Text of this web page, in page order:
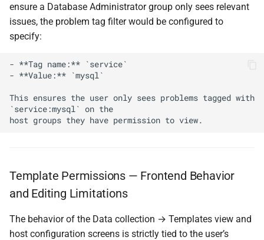
ensure a Database Administrator group only sees relevant
issues, the problem tag filter would be configured to
specify:
- **Tag name:** `service`
- **Value:** `mysql`
This ensures the user only sees problems tagged with
`service:mysql` on the
Template Permissions — Frontend Behavior
and Editing Limitations
The behavior of the Data collection → Templates view and
host configuration screens is strictly tied to the user’s